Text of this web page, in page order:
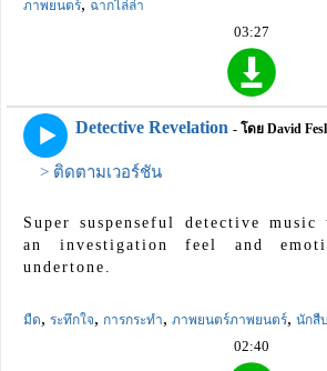
ภาพยนตร์, ฉากไล่ล่า
03:27
Detective Revelation - โดย David
> ติดตามเวอร์ชัน
Super suspenseful detective music
an investigation feel and
undertone.
มืด, ระทึกใจ, การกระทำ, ภาพยนตร์ภาพยนตร์, นักสืบ
02:40